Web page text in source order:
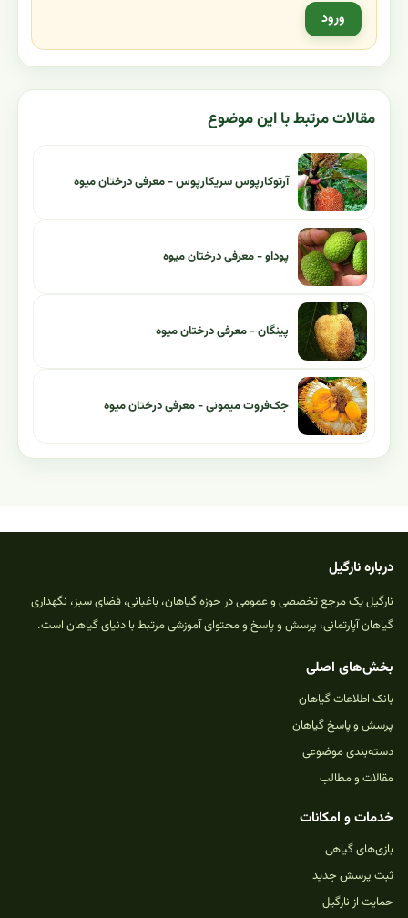
ورود
مقالات مرتبط با این موضوع
آرتوکارپوس سریکارپوس - معرفی درختان میوه
پوداو - معرفی درختان میوه
پینگان - معرفی درختان میوه
جک‌فروت میمونی - معرفی درختان میوه
درباره نارگیل
نارگیل یک مرجع تخصصی و عمومی در حوزه گیاهان، باغبانی، فضای سبز، نگهداری
گیاهان آپارتمانی، پرسش و پاسخ و محتوای آموزشی مرتبط با دنیای گیاهان است.
بخش‌های اصلی
بانک اطلاعات گیاهان
پرسش و پاسخ گیاهان
دسته‌بندی موضوعی
مقالات و مطالب
خدمات و امکانات
بازی‌های گیاهی
ثبت پرسش جدید
حمایت از نارگیل